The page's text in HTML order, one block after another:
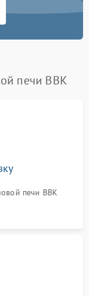
печи BBK
печи BBK